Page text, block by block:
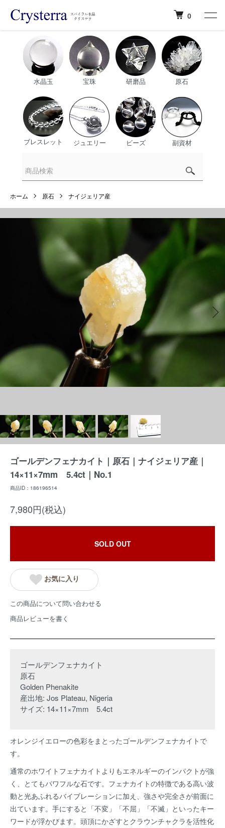
0
水晶玉 宝珠 研磨品 原石
ブレスレット ジュエリー ビーズ 副資材
ホーム 原石 ナイジェリア産
ゴールデンフェナカイト｜原石｜ナイジェリア産｜
14×11×7mm 5.4ct｜No.1
商品ID：186196514
7,980円(税込)
SOLD OUT
お気に入り
この商品について問い合わせる
商品レビューを書く
ゴールデンフェナカイト
原石
Golden Phenakite
産出地: Jos Plateau, Nigeria
サイズ: 14×11×7mm 5.4ct
オレンジイエローの色彩をまとったゴールデンフェナカイトで
す。
通常のホワイトフェナカイトよりもエネルギーのインパクトが強
く、とてもパワフルな石です。フェナカイトの特徴である高い波
動と光あふれるバイブレーションに加え、強さや完全さが前面に
出ています。手にすると「不変」「不屈」「不滅」といったキー
ワードが浮かびます。頭頂にかざすとクラウンチャクラを活性化